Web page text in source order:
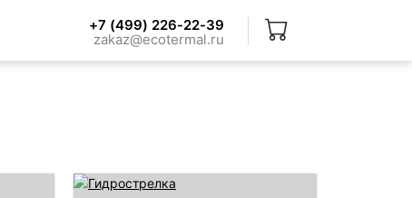
+7 (499) 226-22-39
zakaz@ecotermal.ru